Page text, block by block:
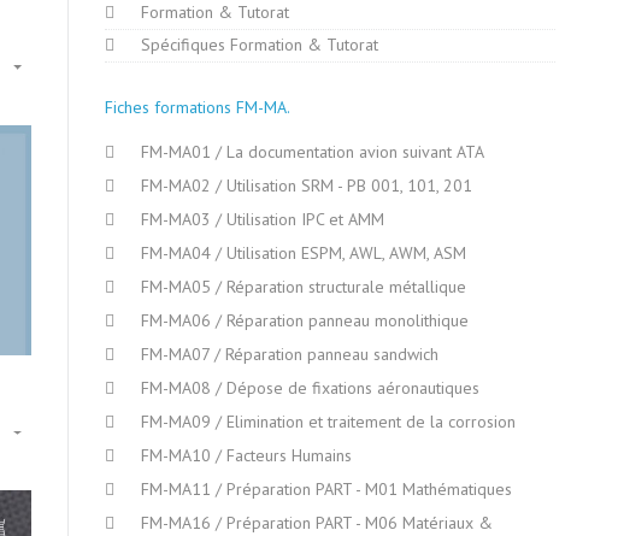
Formation & Tutorat
Spécifiques Formation & Tutorat
Fiches formations FM-MA
FM-MA01 / La documentation avion suivant ATA
FM-MA02 / Utilisation SRM - PB 001, 101, 201
FM-MA03 / Utilisation IPC et AMM
FM-MA04 / Utilisation ESPM, AWL, AWM, ASM
FM-MA05 / Réparation structurale métallique
FM-MA06 / Réparation panneau monolithique
FM-MA07 / Réparation panneau sandwich
FM-MA08 / Dépose de fixations aéronautiques
FM-MA09 / Elimination et traitement de la corrosion
FM-MA10 / Facteurs Humains
FM-MA11 / Préparation PART - M01 Mathématiques
FM-MA16 / Préparation PART - M06 Matériaux &